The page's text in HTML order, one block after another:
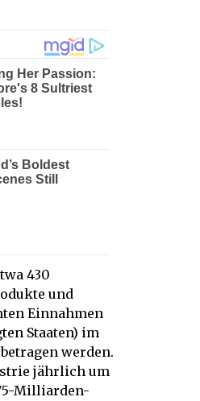
430
und
Einnahmen
Staaten) im
werden.
jährlich um
Milliarden-